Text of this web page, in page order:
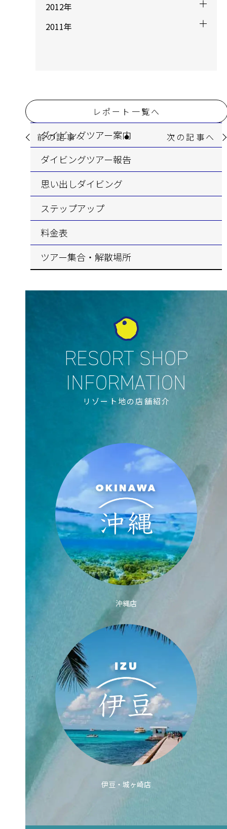
2012年
2011年
前の記事へ
レポート一覧へ
次の記事へ
ダイビングツアー案内
ダイビングツアー報告
思い出しダイビング
ステップアップ
料金表
ツアー集合・解散場所
リゾート地の店舗紹介
沖縄店
伊豆・城ヶ崎店